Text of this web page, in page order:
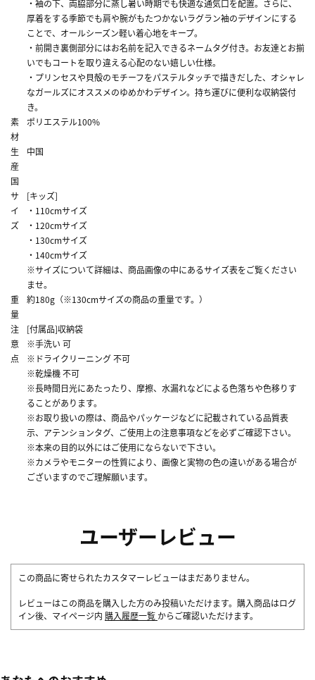
・袖の下、両脇部分に蒸し暑い時期でも快適な通気口を配置。さらに、
厚着をする季節でも肩や腕がもたつかないラグラン袖のデザインにする
ことで、オールシーズン軽い着心地をキープ。
・前開き裏側部分にはお名前を記入できるネームタグ付き。お友達とお揃
いでもコートを取り違える心配のない嬉しい仕様。
・プリンセスや貝殻のモチーフをパステルタッチで描きだした、オシャレ
なガールズにオススメのゆめかわデザイン。持ち運びに便利な収納袋付
き。
素
材
ポリエステル100%
生
産
国
中国
サ
イ
ズ
[キッズ]
・110cmサイズ
・120cmサイズ
・130cmサイズ
・140cmサイズ
※サイズについて詳細は、商品画像の中にあるサイズ表をご覧ください
ませ。
重
量
約180g（※130cmサイズの商品の重量です。）
注
意
点
[付属品]収納袋
※手洗い 可
※ドライクリーニング 不可
※乾燥機 不可
※長時間日光にあたったり、摩擦、水漏れなどによる色落ちや色移りす
ることがあります。
※お取り扱いの際は、商品やパッケージなどに記載されている品質表
示、アテンションタグ、ご使用上の注意事項などを必ずご確認下さい。
※本来の目的以外にはご使用にならないで下さい。
※カメラやモニターの性質により、画像と実物の色の違いがある場合が
ございますのでご理解願います。
ユーザーレビュー
この商品に寄せられたカスタマーレビューはまだありません。
レビューはこの商品を購入した方のみ投稿いただけます。購入商品はログ
イン後、マイページ内 購入履歴一覧 からご確認いただけます。